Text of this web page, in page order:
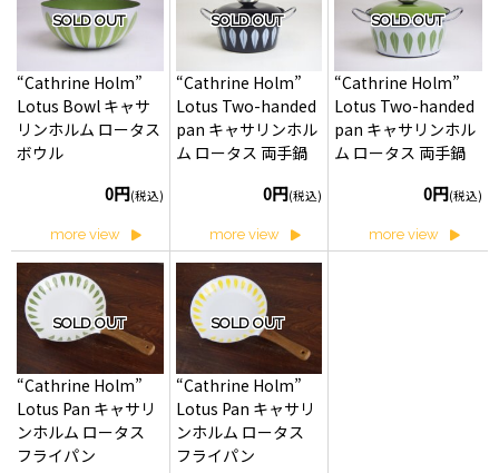
SOLD OUT
“Cathrine Holm”
Lotus Bowl キャサ
リンホルム ロータス
ボウル
0円(税込)
more view
SOLD OUT
“Cathrine Holm”
Lotus Two-handed
pan キャサリンホル
ム ロータス 両手鍋
0円(税込)
more view
SOLD OUT
“Cathrine Holm”
Lotus Two-handed
pan キャサリンホル
ム ロータス 両手鍋
0円(税込)
more view
SOLD OUT
“Cathrine Holm”
Lotus Pan キャサリ
ンホルム ロータス
フライパン
SOLD OUT
“Cathrine Holm”
Lotus Pan キャサリ
ンホルム ロータス
フライパン